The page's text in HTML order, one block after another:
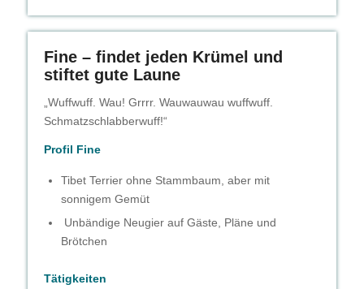
Fine – findet jeden Krümel und
stiftet gute Laune
„Wuffwuff. Wau! Grrrr. Wauwauwau wuffwuff.
Schmatzschlabberwuff!“
Profil Fine
Tibet Terrier ohne Stammbaum, aber mit
sonnigem Gemüt
Unbändige Neugier auf Gäste, Pläne und
Brötchen
Tätigkeiten